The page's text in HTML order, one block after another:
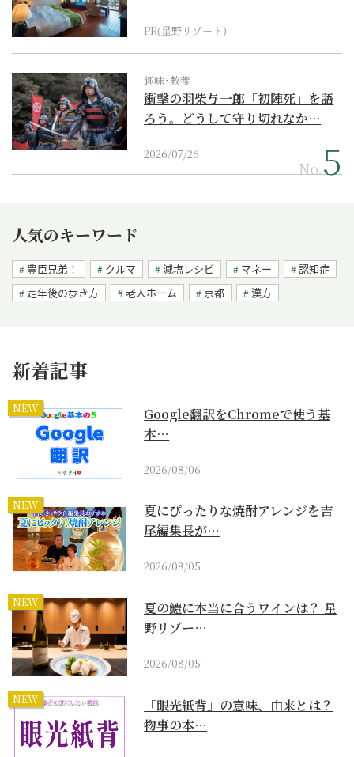
PR(星野リゾート)
趣味･教養
衝撃の羽柴与一郎「初陣死」を語
ろう。どうして守り切れなか…
2026/07/26
No.
人気のキーワード
豊臣兄弟！ クルマ 減塩レシピ マネー
認知症
定年後の歩き方
老人ホーム 京都 漢方
新着記事
NEW
Google翻訳をChromeで使う基
本…
2026/08/06
NEW
夏にぴったりな焼酎アレンジを吉
尾編集長が…
2026/08/05
NEW
夏の鱧に本当に合うワインは？ 星
野リゾー…
2026/08/05
NEW
「眼光紙背」の意味、由来とは？
物事の本…